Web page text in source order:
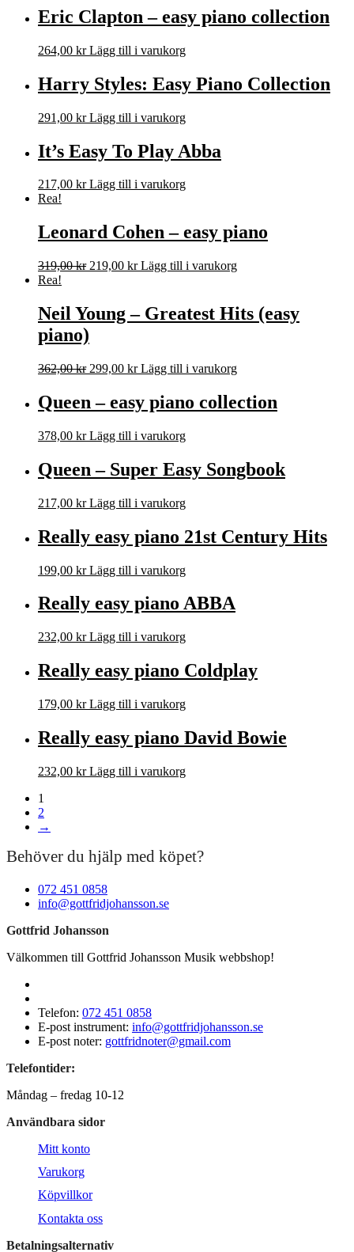
Eric Clapton – easy piano collection
264,00 kr Lägg till i varukorg
Harry Styles: Easy Piano Collection
291,00 kr Lägg till i varukorg
It’s Easy To Play Abba
217,00 kr Lägg till i varukorg
Rea!
Leonard Cohen – easy piano
319,00kr Det
319,00 kr.
219,00 krDet
är:
219,00 kr.
Lägg till i varukorg
Rea!
Neil Young – Greatest Hits (easy
piano)
362,00kr Det
var:
299,00 krDet
priset
är:
Lägg till i varukorg
Queen – easy piano collection
378,00 kr Lägg till i varukorg
Queen – Super Easy Songbook
217,00 kr Lägg till i varukorg
Really easy piano 21st Century Hits
199,00 kr Lägg till i varukorg
Really easy piano ABBA
232,00 kr Lägg till i varukorg
Really easy piano Coldplay
179,00 kr Lägg till i varukorg
Really easy piano David Bowie
232,00 kr Lägg till i varukorg
1
2
→
Behöver du hjälp med köpet?
072 451 0858
info@gottfridjohansson.se
Gottfrid Johansson
Välkommen till Gottfrid Johansson Musik webbshop!
Telefon: 072 451 0858
E-post instrument: info@gottfridjohansson.se
E-post noter: gottfridnoter@gmail.com
Telefontider:
Måndag – fredag 10-12
Användbara sidor
Mitt konto
Varukorg
Köpvillkor
Kontakta oss
Betalningsalternativ